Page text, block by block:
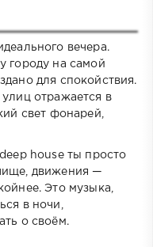
вечера.
городу на самой
для спокойствия.
отражается в
свет фонарей,
house ты просто
движения —
Это музыка,
в ночи,
о своём.